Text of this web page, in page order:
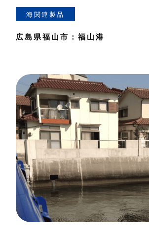
海関連製品
広島県福山市：福山港